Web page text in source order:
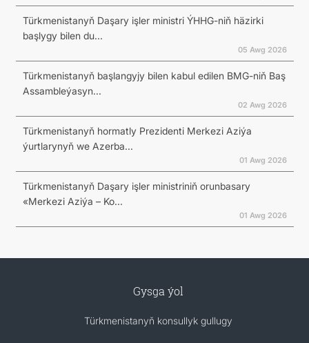
Türkmenistanyň Daşary işler ministri ÝHHG-niň häzirki
başlygy bilen du...
05 Awg 2026
Türkmenistanyň başlangyjy bilen kabul edilen BMG-niň Baş
Assambleýasyn...
02 Awg 2026
Türkmenistanyň hormatly Prezidenti Merkezi Aziýa
ýurtlarynyň we Azerba...
01 Awg 2026
Türkmenistanyň Daşary işler ministriniň orunbasary
«Merkezi Aziýa – Ko...
01 Awg 2026
Gysga ýol
Türkmenistanyň konsullyk gullugy